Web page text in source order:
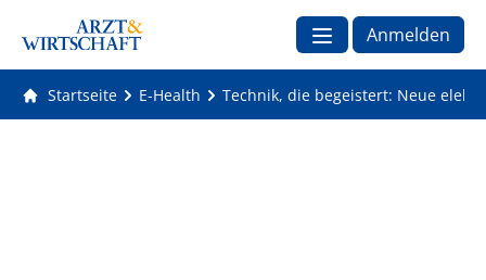
Anmelden
Startseite E-Health Technik, die begeistert: Neue